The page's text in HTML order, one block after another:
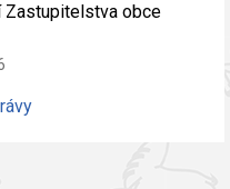
Zastupitelstva obce